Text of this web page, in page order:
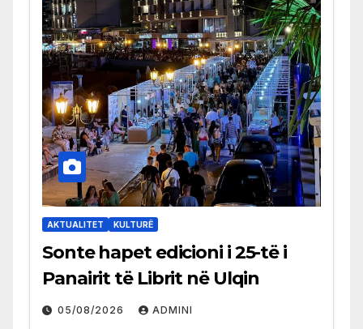
AKTUALITET KULTURË
Sonte hapet edicioni i 25-të i
Panairit të Librit në Ulqin
05/08/2026 ADMINI